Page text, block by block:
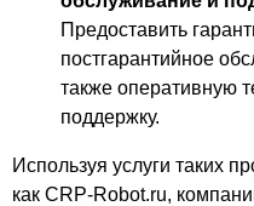
Предоставить
постгарантийное
также оперативную
поддержку.
Используя услуги таких
как CRP-Robot.ru,